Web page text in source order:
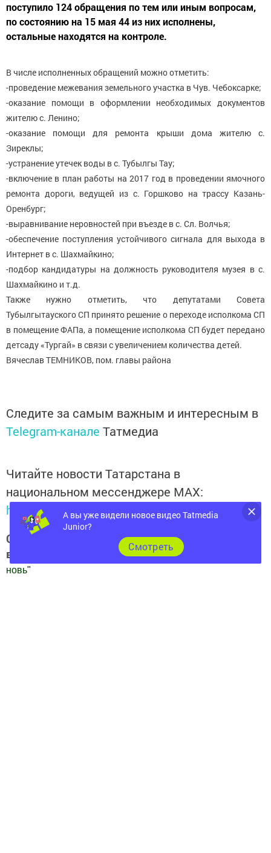
поступило 124 обращения по тем или иным вопросам,
по состоянию на 15 мая 44 из них исполнены,
остальные находятся на контроле.
В числе исполненных обращений можно отметить:
-проведение межевания земельного участка в Чув. Чебоксарке;
-оказание помощи в оформлении необходимых документов
жителю с. Ленино;
-оказание помощи для ремонта крыши дома жителю с.
Зиреклы;
-устранение утечек воды в с. Тубылгы Тау;
-включение в план работы на 2017 год в проведении ямочного
ремонта дороги, ведущей из с. Горшково на трассу Казань-
Оренбург;
-выравнивание неровностей при въезде в с. Сл. Волчья;
-обеспечение поступления устойчивого сигнала для выхода в
Интернет в с. Шахмайкино;
-подбор кандидатуры на должность руководителя музея в с.
Шахмайкино и т.д.
Также нужно отметить, что депутатами Совета
Тубылгытауского СП принято решение о переходе исполкома СП
в помещение ФАПа, а помещение исполкома СП будет передано
детсаду «Тургай» в связи с увеличением количества детей.
Вячеслав ТЕМНИКОВ, пом. главы района
Следите за самым важным и интересным в
Telegram-канале Татмедиа
Читайте новости Татарстана в
национальном мессенджере MАХ:
https://max.ru/tatmedia
Следите за самым важным и интересным
в
Телеграм канале
новь"
А вы уже видели новое видео Tatmedia
Junior?
Cмотреть